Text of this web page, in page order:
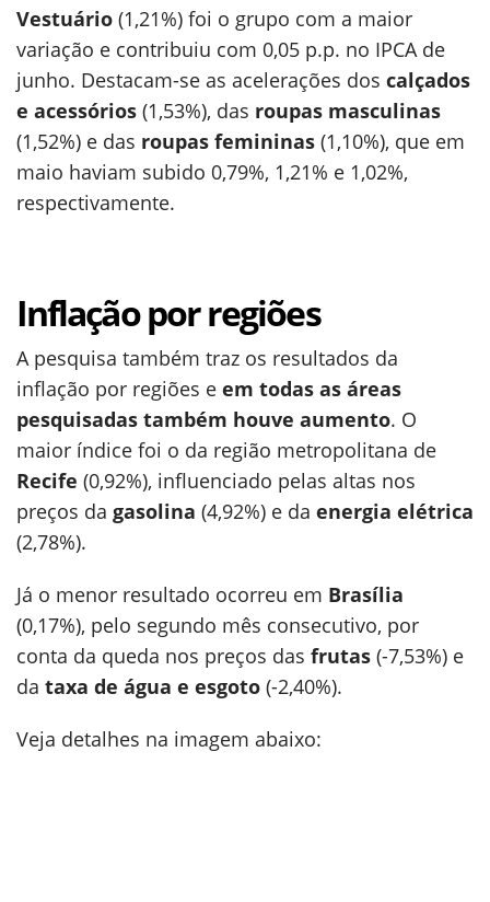
Vestuário (1,21%) foi o grupo com a maior
variação e contribuiu com 0,05 p.p. no IPCA de
junho. Destacam-se as acelerações dos calçados
e acessórios (1,53%), das roupas masculinas
(1,52%) e das roupas femininas (1,10%), que em
maio haviam subido 0,79%, 1,21% e 1,02%,
respectivamente.
Inflação por regiões
A pesquisa também traz os resultados da
inflação por regiões e em todas as áreas
pesquisadas também houve aumento. O
maior índice foi o da região metropolitana de
Recife (0,92%), influenciado pelas altas nos
preços da gasolina (4,92%) e da energia elétrica
(2,78%).
Já o menor resultado ocorreu em Brasília
(0,17%), pelo segundo mês consecutivo, por
conta da queda nos preços das frutas (-7,53%) e
da taxa de água e esgoto (-2,40%).
Veja detalhes na imagem abaixo: